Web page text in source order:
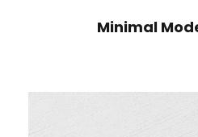
Minimal